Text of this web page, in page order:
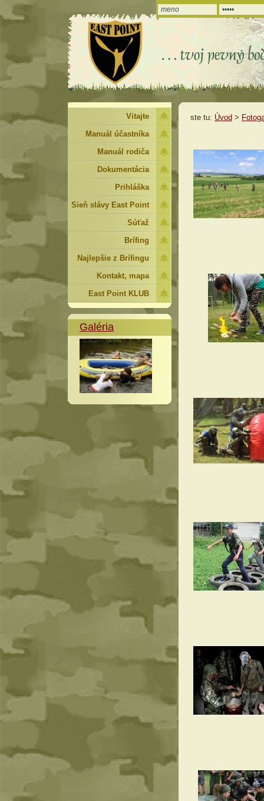
ste tu: Úvod >
Vitajte
Manuál účastníka
Manuál rodiča
Dokumentácia
Prihláška
Sieň slávy East Point
Súťaž
Brífing
Najlepšie z Brífingu
Kontakt, mapa
East Point KLUB
Galéria